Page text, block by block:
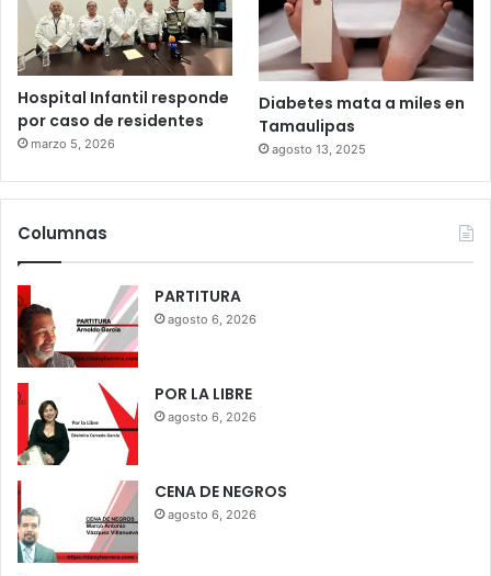
Hospital Infantil responde
por caso de residentes
marzo 5, 2026
Diabetes mata a miles en
Tamaulipas
agosto 13, 2025
Columnas
PARTITURA
agosto 6, 2026
POR LA LIBRE
agosto 6, 2026
CENA DE NEGROS
agosto 6, 2026